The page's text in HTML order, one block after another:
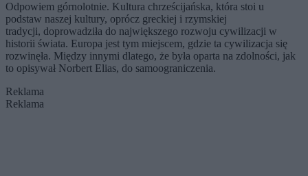
Odpowiem górnolotnie. Kultura chrześcijańska, która stoi u
podstaw naszej kultury, oprócz greckiej i rzymskiej
tradycji, doprowadziła do największego rozwoju cywilizacji w
historii świata. Europa jest tym miejscem, gdzie ta cywilizacja się
rozwinęła. Między innymi dlatego, że była oparta na zdolności, jak
to opisywał Norbert Elias, do samoograniczenia.
Reklama
Reklama